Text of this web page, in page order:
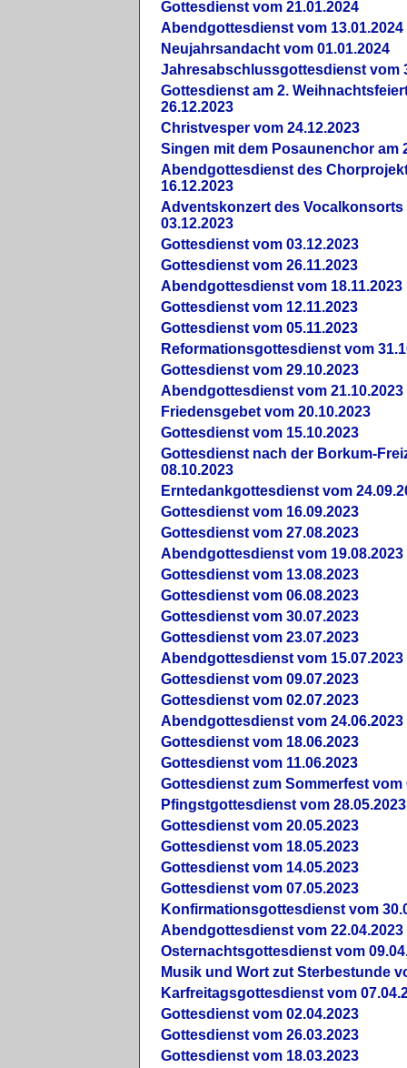
Gottesdienst vom 21.01.2024
Abendgottesdienst vom 13.01.2024
Neujahrsandacht vom 01.01.2024
Jahresabschlussgottesdienst vom
Gottesdienst am 2.
26.12.2023
Christvesper vom 24.12.2023
Singen mit dem Posaunenchor am
Abendgottesdienst des
16.12.2023
Adventskonzert des Vocalkonsorts
03.12.2023
Gottesdienst vom 03.12.2023
Gottesdienst vom 26.11.2023
Abendgottesdienst vom 18.11.2023
Gottesdienst vom 12.11.2023
Gottesdienst vom 05.11.2023
Reformationsgottesdienst vom
Gottesdienst vom 29.10.2023
Abendgottesdienst vom 21.10.2023
Friedensgebet vom 20.10.2023
Gottesdienst vom 15.10.2023
Gottesdienst nach der Borkum-
08.10.2023
Erntedankgottesdienst vom
Gottesdienst vom 16.09.2023
Gottesdienst vom 27.08.2023
Abendgottesdienst vom 19.08.2023
Gottesdienst vom 13.08.2023
Gottesdienst vom 06.08.2023
Gottesdienst vom 30.07.2023
Gottesdienst vom 23.07.2023
Abendgottesdienst vom 15.07.2023
Gottesdienst vom 09.07.2023
Gottesdienst vom 02.07.2023
Abendgottesdienst vom 24.06.2023
Gottesdienst vom 18.06.2023
Gottesdienst vom 11.06.2023
Gottesdienst zum Sommerfest vom
Pfingstgottesdienst vom 28.05.2023
Gottesdienst vom 20.05.2023
Gottesdienst vom 18.05.2023
Gottesdienst vom 14.05.2023
Gottesdienst vom 07.05.2023
Konfirmationsgottesdienst vom
Abendgottesdienst vom 22.04.2023
Osternachtsgottesdienst vom
Musik und Wort zut Sterbestunde
Karfreitagsgottesdienst vom
Gottesdienst vom 02.04.2023
Gottesdienst vom 26.03.2023
Gottesdienst vom 18.03.2023